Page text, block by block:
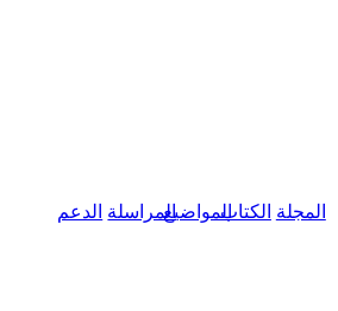
الدعم المراسلةالمواضيعالكتاب المجلة